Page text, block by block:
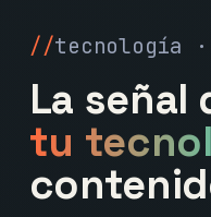
tecnología
La
tu